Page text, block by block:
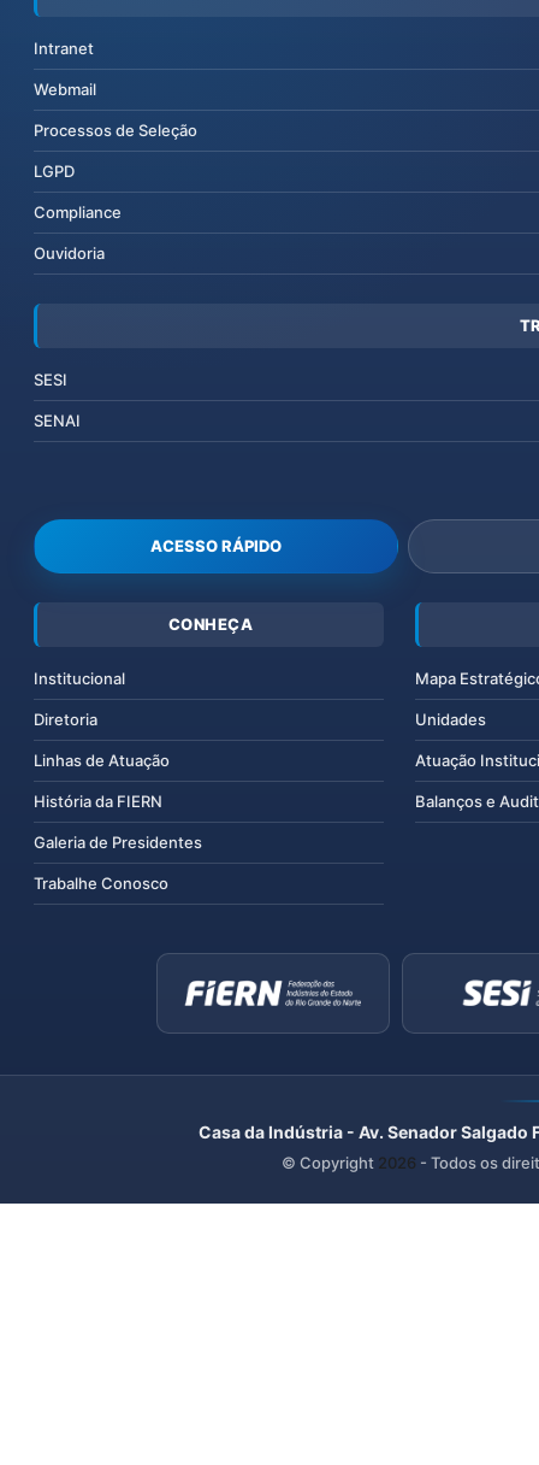
Intranet
Webmail
Processos de Seleção
LGPD
Compliance
Ouvidoria
SESI
SENAI
ACESSO RÁPIDO
CONHEÇA
Institucional
Diretoria
Linhas de Atuação
História da FIERN
Galeria de Presidentes
Trabalhe Conosco
Mapa
Unidades
Atuação
Balanços e
Casa da Indústria - Av. Senador
© Copyright 2026 - Todos os